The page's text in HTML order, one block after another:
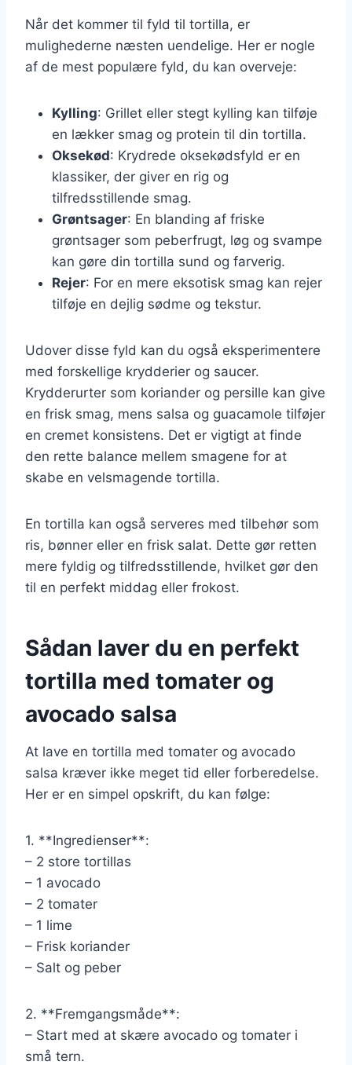
Når det kommer til fyld til tortilla, er
mulighederne næsten uendelige. Her er nogle
af de mest populære fyld, du kan overveje:
Kylling: Grillet eller stegt kylling kan tilføje
en lækker smag og protein til din tortilla.
Oksekød: Krydrede oksekødsfyld er en
klassiker, der giver en rig og
tilfredsstillende smag.
Grøntsager: En blanding af friske
grøntsager som peberfrugt, løg og svampe
kan gøre din tortilla sund og farverig.
Rejer: For en mere eksotisk smag kan rejer
tilføje en dejlig sødme og tekstur.
Udover disse fyld kan du også eksperimentere
med forskellige krydderier og saucer.
Krydderurter som koriander og persille kan give
en frisk smag, mens salsa og guacamole tilføjer
en cremet konsistens. Det er vigtigt at finde
den rette balance mellem smagene for at
skabe en velsmagende tortilla.
En tortilla kan også serveres med tilbehør som
ris, bønner eller en frisk salat. Dette gør retten
mere fyldig og tilfredsstillende, hvilket gør den
til en perfekt middag eller frokost.
Sådan laver du en perfekt
tortilla med tomater og
avocado salsa
At lave en tortilla med tomater og avocado
salsa kræver ikke meget tid eller forberedelse.
Her er en simpel opskrift, du kan følge:
1. **Ingredienser**:
– 2 store tortillas
– 1 avocado
– 2 tomater
– 1 lime
– Frisk koriander
– Salt og peber
2. **Fremgangsmåde**:
– Start med at skære avocado og tomater i
små tern.